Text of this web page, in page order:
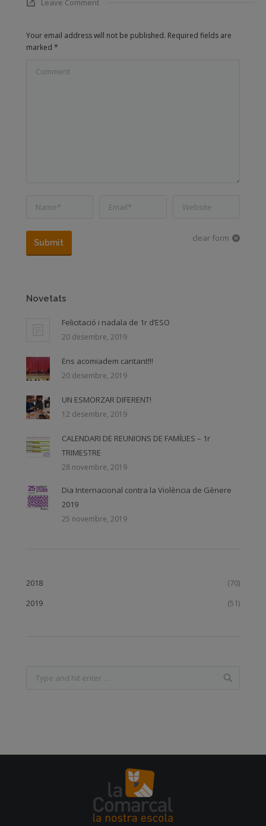
Leave Comment
Your email address will not be published. Required fields are
marked *
Comment
Name * Email * Website
clear form
Submit
Novetats
Felicitació i nadala de 1r d’ESO
20 desembre, 2019
Ens acomiadem cantant!!!
20 desembre, 2019
UN ESMORZAR DIFERENT!
12 desembre, 2019
CALENDARI DE REUNIONS DE FAMÍLIES – 1r
TRIMESTRE
28 novembre, 2019
Dia Internacional contra la Violència de Gènere
2019
25 novembre, 2019
2018
(70)
2019
(51)